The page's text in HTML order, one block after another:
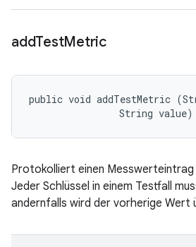
addTestMetric
public void addTestMetric
                String value)
Protokolliert einen Messwerteintrag
Jeder Schlüssel in einem Testfall
andernfalls wird der vorherige Wert